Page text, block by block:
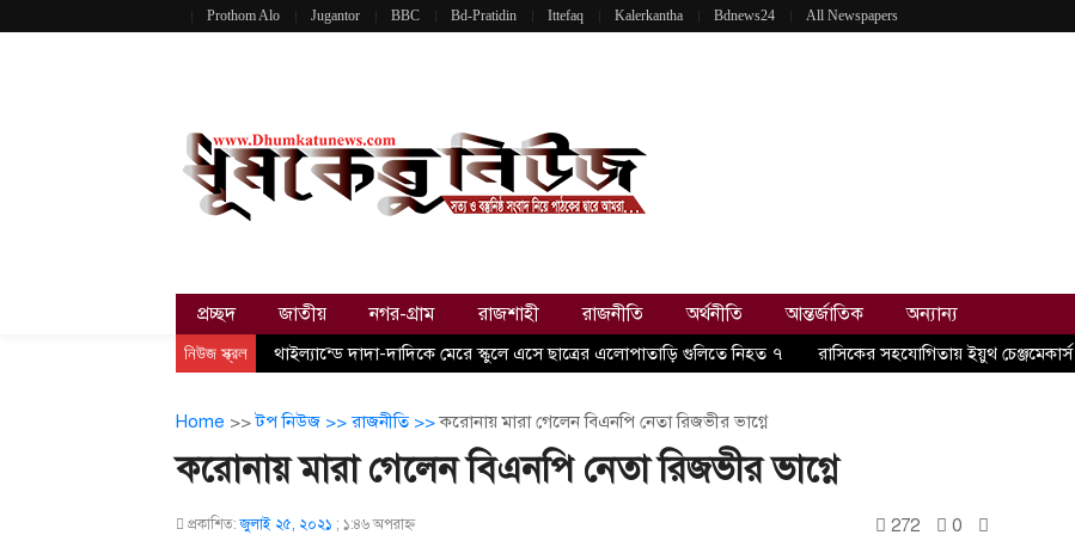
Prothom Alo Jugantor BBC Bd-Pratidin Ittefaq Kalerkantha Bdnews24 All Newspapers
প্রচ্ছদ জাতীয় নগর-গ্রাম রাজশাহী রাজনীতি অর্থনীতি আন্তর্জাতিক অন্যান্য
নিউজ স্ক্রল থাইল্যান্ডে দাদা-দাদিকে মেরে স্কুলে এসে ছাত্রের এলোপাতাড়ি গুলিতে নিহত ৭ রাসিকের সহযোগিতায় ইয়ুথ
Home >>টপ নিউজ >>রাজনীতি >>করোনায় মারা গেলেন বিএনপি নেতা রিজভীর ভাগ্নে
করোনায় মারা গেলেন বিএনপি নেতা রিজভীর ভাগ্নে
প্রকাশিত:জুলাই ২৫, ২০২১ ; ১:৪৬ অপরাহ্ণ 272 0